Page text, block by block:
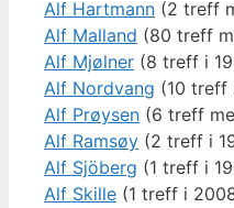
Alf Hartmann (2 treff
Alf Malland (80 treff
Alf Mjølner (8 treff i
Alf Nordvang (10 treff
Alf Prøysen (6 treff
Alf Ramsøy (2 treff i
Alf Sjöberg (1 treff i
Alf Skille (1 treff i